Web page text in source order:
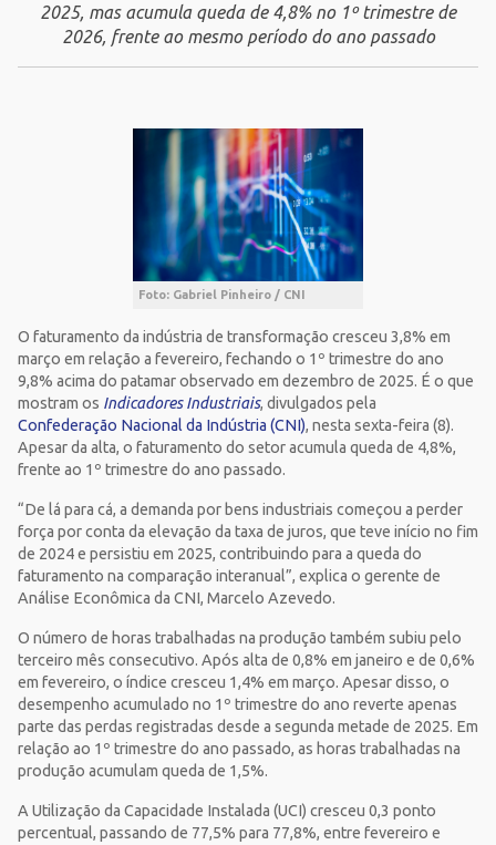
2025, mas acumula queda de 4,8% no 1º trimestre de
2026, frente ao mesmo período do ano passado
Foto: Gabriel Pinheiro / CNI
O faturamento da indústria de transformação cresceu 3,8% em
março em relação a fevereiro, fechando o 1º trimestre do ano
9,8% acima do patamar observado em dezembro de 2025. É o que
mostram os Indicadores Industriais, divulgados pela
Confederação Nacional da Indústria (CNI), nesta sexta-feira (8).
Apesar da alta, o faturamento do setor acumula queda de 4,8%,
frente ao 1º trimestre do ano passado.
“De lá para cá, a demanda por bens industriais começou a perder
força por conta da elevação da taxa de juros, que teve início no fim
de 2024 e persistiu em 2025, contribuindo para a queda do
faturamento na comparação interanual”, explica o gerente de
Análise Econômica da CNI, Marcelo Azevedo.
O número de horas trabalhadas na produção também subiu pelo
terceiro mês consecutivo. Após alta de 0,8% em janeiro e de 0,6%
em fevereiro, o índice cresceu 1,4% em março. Apesar disso, o
desempenho acumulado no 1º trimestre do ano reverte apenas
parte das perdas registradas desde a segunda metade de 2025. Em
relação ao 1º trimestre do ano passado, as horas trabalhadas na
produção acumulam queda de 1,5%.
A Utilização da Capacidade Instalada (UCI) cresceu 0,3 ponto
percentual, passando de 77,5% para 77,8%, entre fevereiro e